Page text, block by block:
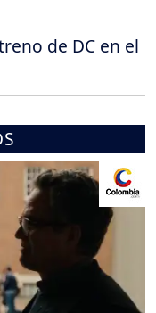
de DC en el